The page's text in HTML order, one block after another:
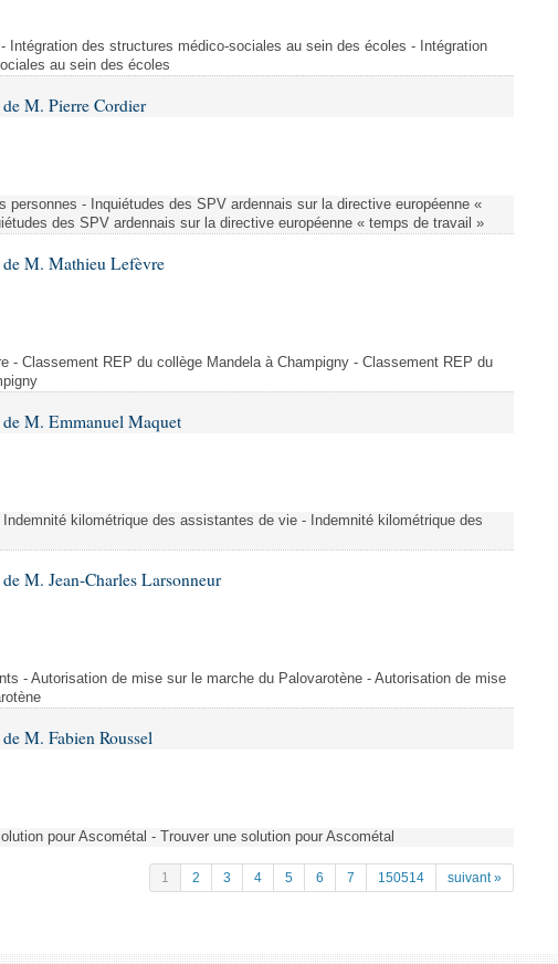
Intégration des structures médico-sociales au sein des écoles - Intégration
au sein des écoles
M. Pierre Cordier
personnes - Inquiétudes des SPV ardennais sur la directive européenne «
des SPV ardennais sur la directive européenne « temps de travail »
de M. Mathieu Lefèvre
- Classement REP du collège Mandela à Champigny - Classement REP du
M. Emmanuel Maquet
kilométrique des assistantes de vie - Indemnité kilométrique des
M. Jean-Charles Larsonneur
- Autorisation de mise sur le marche du Palovarotène - Autorisation de mise
M. Fabien Roussel
pour Ascométal - Trouver une solution pour Ascométal
1 2 3 4 5 6 7 150514 suivant »